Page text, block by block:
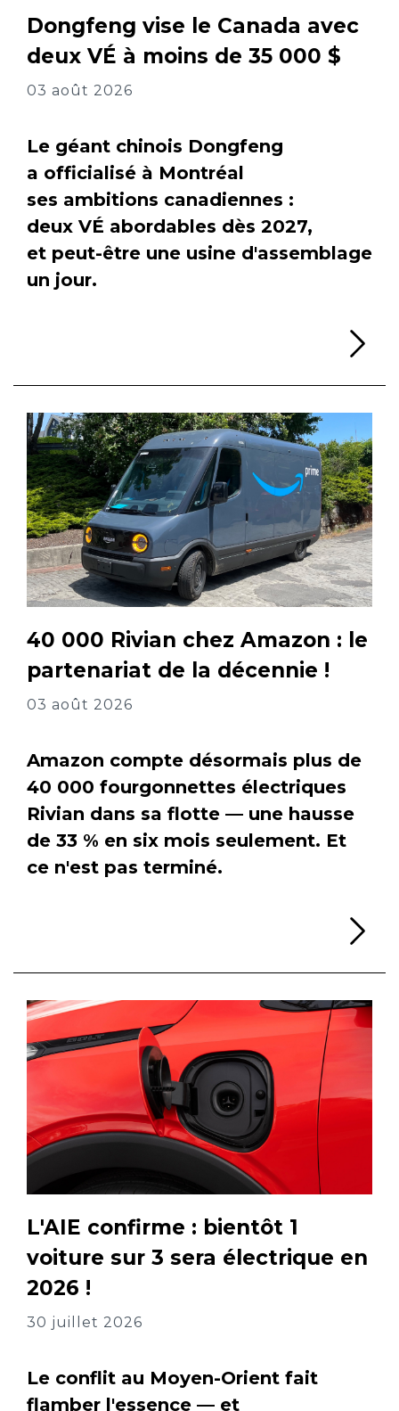
Dongfeng vise le Canada avec
deux VÉ à moins de 35 000 $
03 août 2026
Le géant chinois Dongfeng
a officialisé à Montréal
ses ambitions canadiennes :
deux VÉ abordables dès 2027,
et peut-être une usine d'assemblage
un jour.
40 000 Rivian chez Amazon : le
partenariat de la décennie !
03 août 2026
Amazon compte désormais plus de
40 000 fourgonnettes électriques
Rivian dans sa flotte — une hausse
de 33 % en six mois seulement. Et
ce n'est pas terminé.
L'AIE confirme : bientôt 1
voiture sur 3 sera électrique en
2026 !
30 juillet 2026
Le conflit au Moyen-Orient fait
flamber l'essence — et